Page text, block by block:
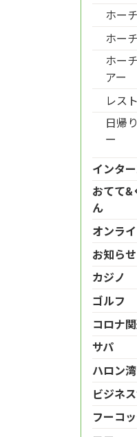
ホー
ホー
ホー
アー
レス
日帰
ー
インタ
おてて&
ん
オンラ
お知らせ
カジノ
ゴルフ
コロナ
サパ
ハロン
ビジネ
フーコ